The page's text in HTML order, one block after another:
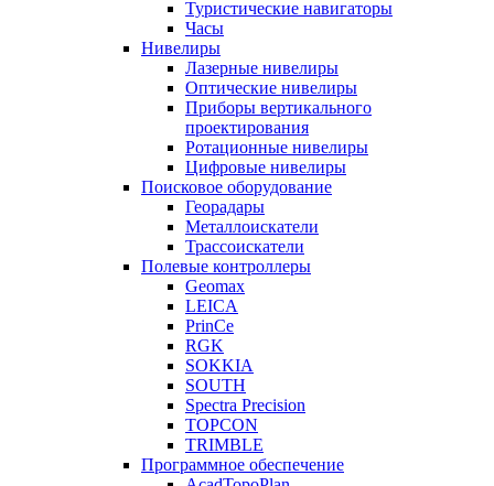
Туристические навигаторы
Часы
Нивелиры
Лазерные нивелиры
Оптические нивелиры
Приборы вертикального
проектирования
Ротационные нивелиры
Цифровые нивелиры
Поисковое оборудование
Георадары
Металлоискатели
Трассоискатели
Полевые контроллеры
Geomax
LEICA
PrinCe
RGK
SOKKIA
SOUTH
Spectra Precision
TOPCON
TRIMBLE
Программное обеспечение